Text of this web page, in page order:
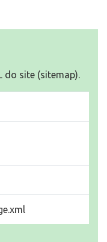
do site (sitemap).